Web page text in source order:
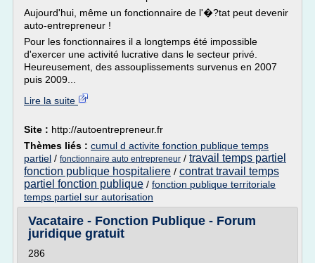
Aujourd'hui, même un fonctionnaire de l'�?tat peut devenir
auto-entrepreneur !
Pour les fonctionnaires il a longtemps été impossible
d'exercer une activité lucrative dans le secteur privé.
Heureusement, des assouplissements survenus en 2007
puis 2009...
Lire la suite
Site : http://autoentrepreneur.fr
Thèmes liés : cumul d activite fonction publique temps
partiel / fonctionnaire auto entrepreneur / travail temps partiel
fonction publique hospitaliere / contrat travail temps
partiel fonction publique / fonction publique territoriale
temps partiel sur autorisation
Vacataire - Fonction Publique - Forum
juridique gratuit
286